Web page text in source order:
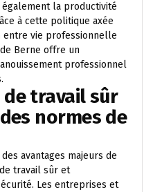
la productivité
à cette politique axée
vie professionnelle
Berne offre un
professionnel
travail sûr
normes de
avantages majeurs de
travail sûr et
Les entreprises et